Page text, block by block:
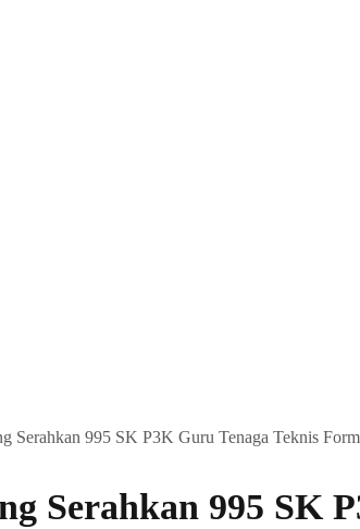
Serahkan 995 SK P3K Guru Tenaga Teknis
Serahkan 995 SK